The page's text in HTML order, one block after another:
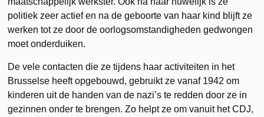
politiek zeer actief en na de geboorte van haar kind blijft ze
werken tot ze door de oorlogsomstandigheden gedwongen
moet onderduiken.
De vele contacten die ze tijdens haar activiteiten in het
Brusselse heeft opgebouwd, gebruikt ze vanaf 1942 om
kinderen uit de handen van de nazi’s te redden door ze in
gezinnen onder te brengen. Zo helpt ze om vanuit het CDJ,